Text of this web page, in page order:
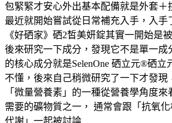
包緊緊才安心外出基本配備就是外套＋
最近就開始嘗試從日常補充入手，入手
《好硒家》硒2皙美妍錠其實一開始是
後來研究一下成分，發現它不是單一成
的核心成分就是SelenOne 硒立元®硒
不懂，後來自己稍微研究了一下才發現
「微量營養素」的一種從營養學角度
需要的礦物質之一， 通常會跟「抗氧
代謝」一起被討論